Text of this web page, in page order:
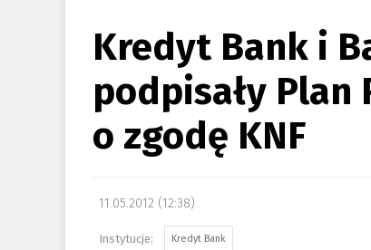
Kredyt Bank i
podpisały Plan
o zgodę KNF
11.05.2012 (12:38)
Kredyt Bank